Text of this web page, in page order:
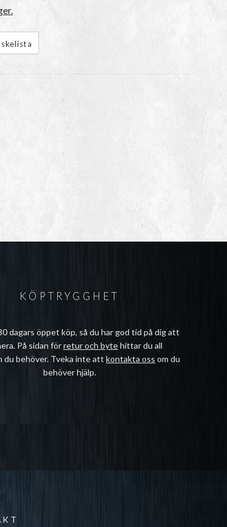
KÖPTRYGGHET
dagars öppet köp, så du har god tid på dig att
På sidan förretur och bytehittar du all
du behöver. Tveka inte attkontakta oss om du
behöver hjälp.